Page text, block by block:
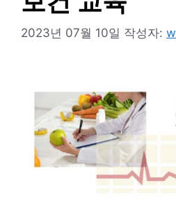
2023년 07월 10일 작성자: